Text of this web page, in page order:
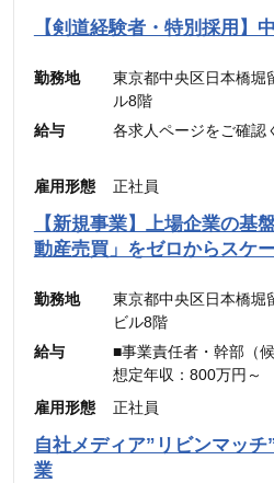
合計 ：300,000円 ＋
【剣道経験者・特別採用】
勤務地
東京都中央区日本橋堀
ル8階
給与
各求人ページをご確認
雇用形態 正社員
【新規事業】上場企業の基
動産売買」をゼロからスケ
勤務地
東京都中央区日本橋
ビル8階
給与
■事業責任者・幹部（候
想定年収：800万円～
月給：48万4,900円～
（固定残業代：45時
雇用形態 正社員
自社メディア”リビンマッ
業